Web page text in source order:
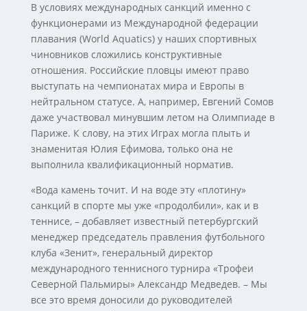
В условиях международных санкций именно с
функционерами из Международной федерации
плавания (World Aquatics) у наших спортивных
чиновников сложились конструктивные
отношения. Российские пловцы имеют право
выступать на чемпионатах мира и Европы в
нейтральном статусе. А, например, Евгений Сомов
даже участвовал минувшим летом на Олимпиаде в
Париже. К слову, на этих Играх могла плыть и
знаменитая Юлия Ефимова, только она не
выполнила квалификационный норматив.
«Вода камень точит. И на воде эту «плотину»
санкций в спорте мы уже «продолбили», как и в
теннисе, – добавляет известный петербургский
менеджер председатель правления футбольного
клуба «Зенит», генеральный директор
международного теннисного турнира «Трофеи
Северной Пальмиры» Александр Медведев. – Мы
все это время доносили до руководителей